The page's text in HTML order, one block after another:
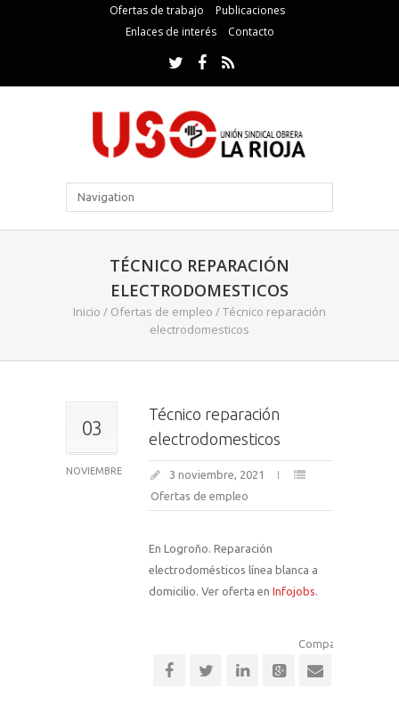
Ofertas de trabajo
Publicaciones
Enlaces de interés
Contacto
TÉCNICO REPARACIÓN
ELECTRODOMESTICOS
Inicio / Ofertas de empleo /Técnico reparación
electrodomesticos
03
NOVIEMBRE
Técnico reparación
electrodomesticos
3 noviembre, 2021
Ofertas de empleo
En Logroño. Reparación
electrodomésticos línea blanca a
domicilio. Ver oferta en Infojobs.
Comparte esta